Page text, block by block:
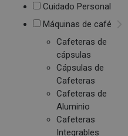
Cuidado Personal
Máquinas de café
Cafeteras de
cápsulas
Cápsulas de
Cafeteras
Cafeteras de
Aluminio
Cafeteras
Integrables